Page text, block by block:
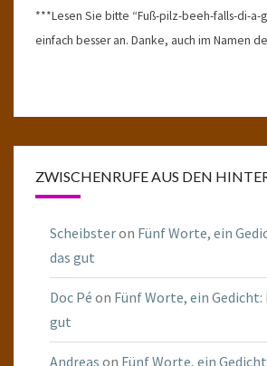
***Lesen Sie bitte “Fuß-pilz-beeh-falls-di-a-
einfach besser an. Danke, auch im Namen
ZWISCHENRUFE AUS DEN
Scheibsteron Fünf Worte, ein
das gut
Doc Pé on Fünf Worte, ein Gedicht:
gut
Andreas on Fünf Worte, ein